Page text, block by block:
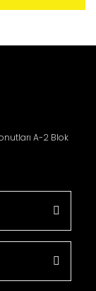
A-2 Blok